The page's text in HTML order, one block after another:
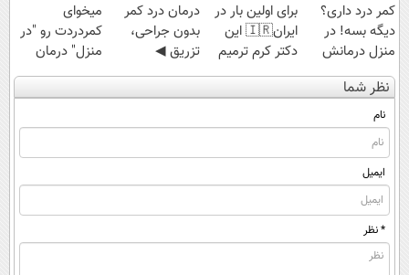
کمر درد داری؟
دیگه بسه! در
منزل درمانش
کن
(◀پرسش‌نامه)
برای اولین بار در
ایران🇮🇷 این
دکتر کرم ترمیم
کننده 23 روزه
ساخت!
درمان درد کمر
بدون جراحی،
تزریق ◀
پرسش‌نامه رو پر
کن ▶
میخوای
کمردردت رو "در
منزل" درمان
کنی؟ (◂فیلم +
◂پرسش‌نامه)
نظر شما
نام
ایمیل
* نظر